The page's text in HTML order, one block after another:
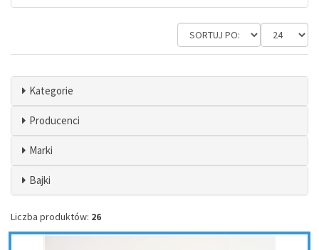
Kategorie
Producenci
Marki
Bajki
Liczba produktów: 26